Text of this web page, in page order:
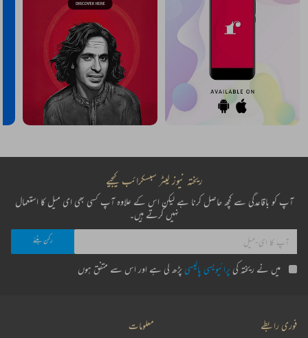
ریختہ نیوز لیٹر سبسکرائب کیجیے
آپ کو باقاعدگی سے کچھ حاصل کرنا ہے لیکن اس کے علاوہ آپ کسی بھی ای میل کا استعمال
نہیں کرتے ہیں۔
میں نے ریختہ کی پرائیویسی پالیسی پڑھ لی ہے اور اس سے متفق ہوں
فوری رابطے معلومات